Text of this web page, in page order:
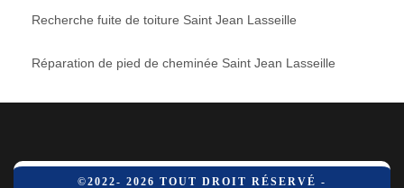
Recherche fuite de toiture Saint Jean Lasseille
Réparation de pied de cheminée Saint Jean Lasseille
©2022- 2026 TOUT DROIT RÉSERVÉ -